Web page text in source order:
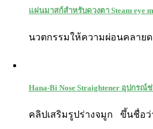
แผ่นมาสก์สำหรับดวงตา Steam eye
นวตกรรมให้ความผ่อนคลายด
Hana-Bi Nose Straightener อุปกรณ์
คลิปเสริมรูปร่างจมูก ขึ้นชื่อว่